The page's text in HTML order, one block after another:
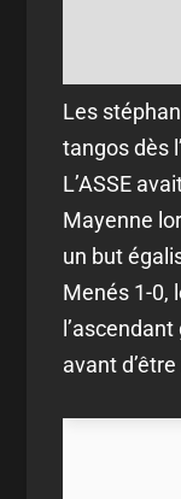
Les
tangos dès
L’ASSE
Mayenne
un but
Menés 1-0,
avant